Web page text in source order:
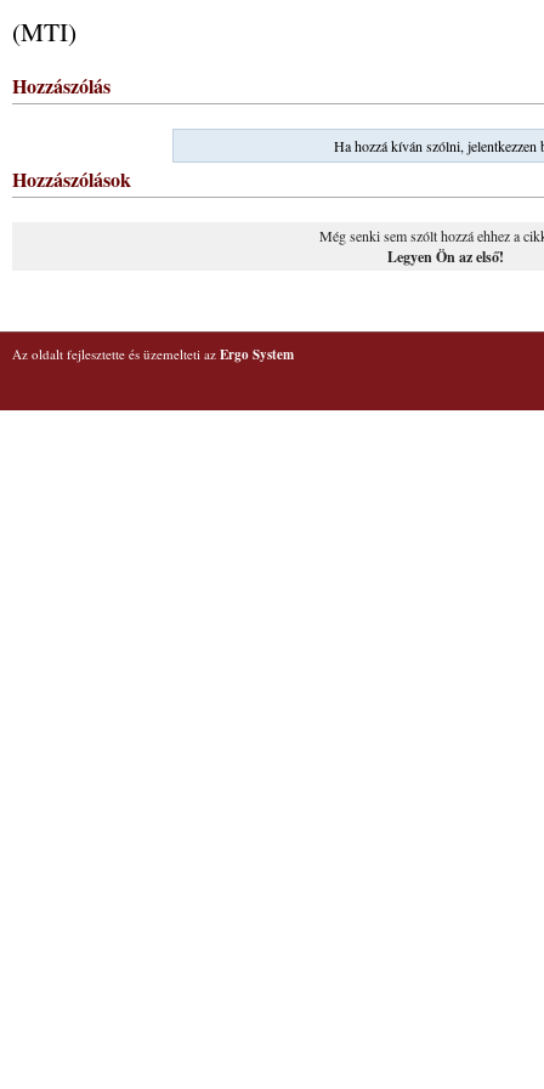
(MTI)
Hozzászólás
Ha hozzá kíván szólni, jelentkezzen
Hozzászólások
Még senki sem szólt hozzá ehhez a
Legyen Ön az első!
Az oldalt fejlesztette és üzemelteti az Ergo System